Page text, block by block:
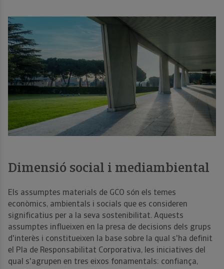
Dimensió social i mediambiental
Els assumptes materials de GCO són els temes
econòmics, ambientals i socials que es consideren
significatius per a la seva sostenibilitat. Aquests
assumptes influeixen en la presa de decisions dels grups
d'interès i constitueixen la base sobre la qual s'ha definit
el Pla de Responsabilitat Corporativa, les iniciatives del
qual s'agrupen en tres eixos fonamentals: confiança,